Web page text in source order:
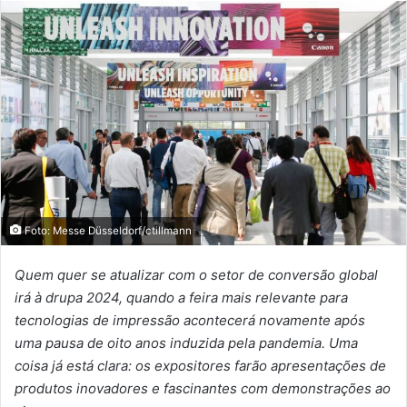
Foto: Messe Düsseldorf/ctillmann
Quem quer se atualizar com o setor de conversão global
irá à drupa 2024, quando a feira mais relevante para
tecnologias de impressão acontecerá novamente após
uma pausa de oito anos induzida pela pandemia. Uma
coisa já está clara: os expositores farão apresentações de
produtos inovadores e fascinantes com demonstrações ao